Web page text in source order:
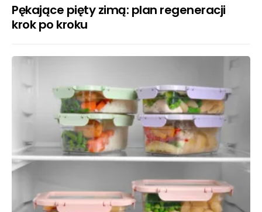
Pękające pięty zimą: plan regeneracji
krok po kroku